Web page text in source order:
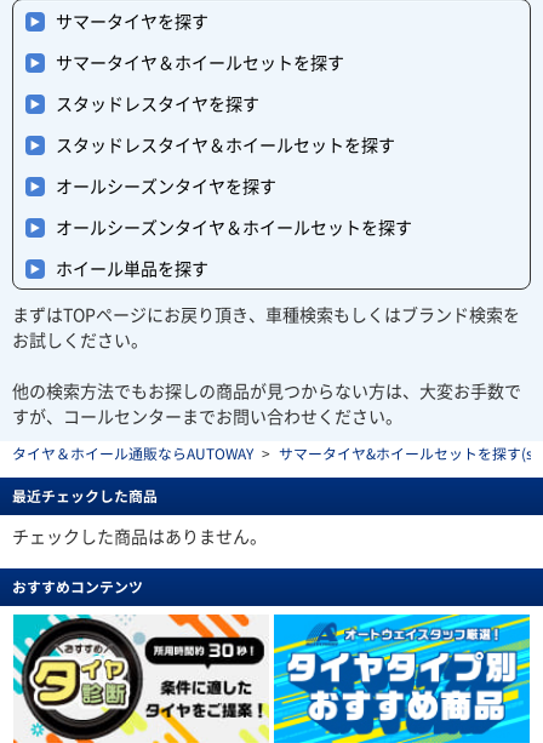
サマータイヤを探す
サマータイヤ＆ホイールセットを探す
スタッドレスタイヤを探す
スタッドレスタイヤ＆ホイールセットを探す
オールシーズンタイヤを探す
オールシーズンタイヤ＆ホイールセットを探す
ホイール単品を探す
まずはTOPページにお戻り頂き、車種検索もしくはブランド検索を
お試しください。
他の検索方法でもお探しの商品が見つからない方は、大変お手数で
すが、コールセンターまでお問い合わせください。
タイヤ＆ホイール通販ならAUTOWAY > サマータイヤ&ホイールセットを探す
最近チェックした商品
チェックした商品はありません。
おすすめコンテンツ